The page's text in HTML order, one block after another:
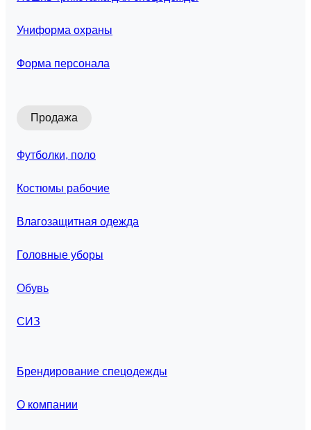
Униформа охраны
Форма персонала
Продажа
Футболки, поло
Костюмы рабочие
Влагозащитная одежда
Головные уборы
Обувь
СИЗ
Брендирование спецодежды
О компании